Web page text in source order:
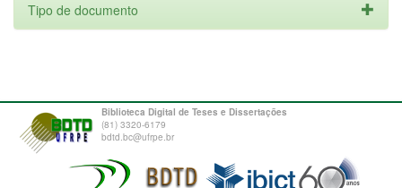
Tipo de documento
Biblioteca Digital de Teses e Dissertações
(81) 3320-6179
bdtd.bc@ufrpe.br